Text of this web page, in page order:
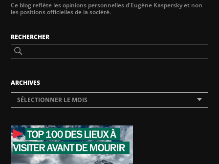
Ce blog reflète les opinions personnelles d'Eugène Kaspersky et non
les positions officielles de la société.
RECHERCHER
ARCHIVES
SÉLECTIONNER LE MOIS